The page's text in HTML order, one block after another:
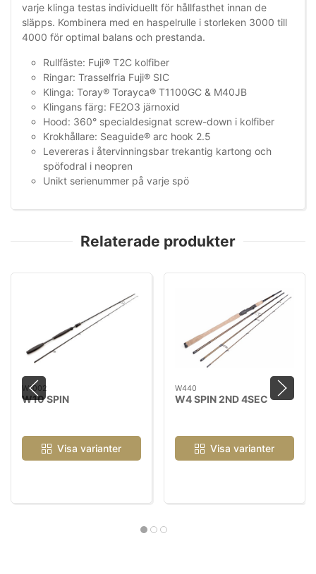
varje klinga testas individuellt för hållfasthet innan de
släpps. Kombinera med en haspelrulle i storleken 3000 till
4000 för optimal balans och prestanda.
Rullfäste: Fuji® T2C kolfiber
Ringar: Trasselfria Fuji® SIC
Klinga: Toray® Torayca® T1100GC & M40JB
Klingans färg: FE2O3 järnoxid
Hood: 360° specialdesignat screw-down i kolfiber
Krokhållare: Seaguide® arc hook 2.5
Levereras i återvinningsbar trekantig kartong och
spöfodral i neopren
Unikt serienummer på varje spö
Relaterade produkter
W1002
W10 SPIN
Visa varianter
W440
W4 SPIN 2ND 4SEC
Visa varianter